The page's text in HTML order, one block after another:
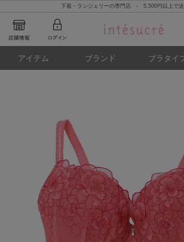
下着・ランジェリーの専門店 - 5,500円以上で
アイテム ブランド ブラタイ